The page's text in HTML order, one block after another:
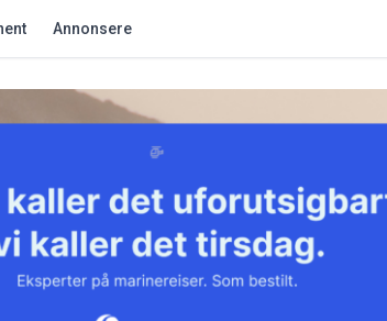
Annonsere